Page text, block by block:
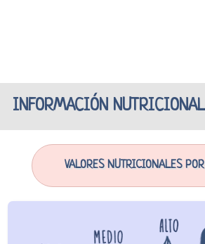
INFORMACIÓN
VALORES NUTRICIONALES